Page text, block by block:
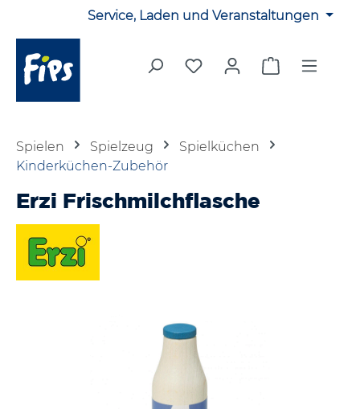
Zum Hauptinhalt springenService, Laden und Veranstaltungen
Du hast 0 Produkte auf
Warenkorb
Spielen Spielzeug
Spielküchen
Kinderküchen-Zubehör
Erzi Frischmilchflasche
Bildergalerie überspringen